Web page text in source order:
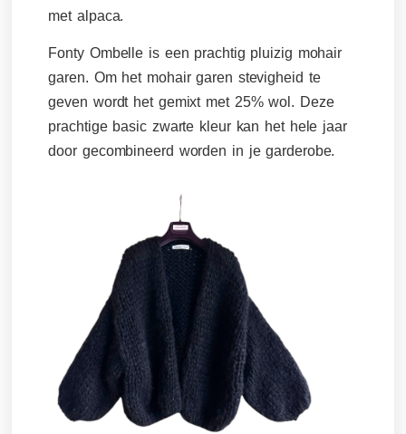
met alpaca.
Fonty Ombelle is een prachtig pluizig mohair
garen. Om het mohair garen stevigheid te
geven wordt het gemixt met 25% wol. Deze
prachtige basic zwarte kleur kan het hele jaar
door gecombineerd worden in je garderobe.